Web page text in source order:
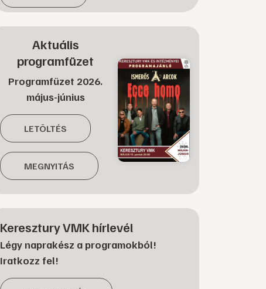
Aktuális
programfüzet
Programfüzet 2026.
május-június
LETÖLTÉS
MEGNYITÁS
Keresztury VMK hírlevél
Légy naprakész a programokból!
Iratkozz fel!